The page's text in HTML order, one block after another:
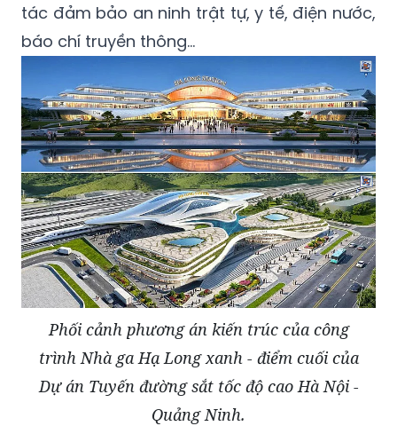
tác đảm bảo an ninh trật tự, y tế, điện nước,
báo chí truyền thông…
Phối cảnh phương án kiến trúc của công
trình Nhà ga Hạ Long xanh - điểm cuối của
Dự án Tuyến đường sắt tốc độ cao Hà Nội -
Quảng Ninh.